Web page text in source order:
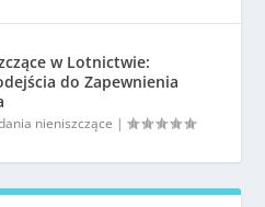
w Lotnictwie:
do Zapewnienia
nieniszczące |